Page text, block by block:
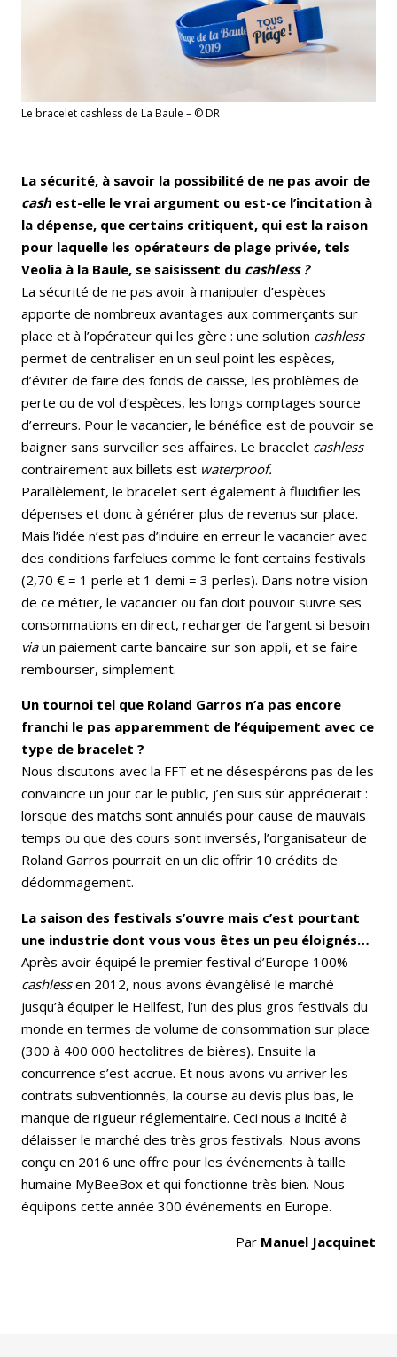
Le bracelet cashless de La Baule – © DR
La sécurité, à savoir la possibilité de ne pas avoir de
cashest-elle le vrai argument ou est-ce l’incitation à
la dépense, que certains critiquent, qui est la raison
pour laquelle les opérateurs de plage privée, tels
Veolia à la Baule, se saisissent du cashless ?
La sécurité de ne pas avoir à manipuler d’espèces
apporte de nombreux avantages aux commerçants sur
place et à l’opérateur qui les gère : une solution cashless
permet de centraliser en un seul point les espèces,
d’éviter de faire des fonds de caisse, les problèmes de
perte ou de vol d’espèces, les longs comptages source
d’erreurs. Pour le vacancier, le bénéfice est de pouvoir se
baigner sans surveiller ses affaires. Le bracelet cashless
contrairement aux billets est waterproof.
Parallèlement, le bracelet sert également à fluidifier les
dépenses et donc à générer plus de revenus sur place.
Mais l’idée n’est pas d’induire en erreur le vacancier avec
des conditions farfelues comme le font certains festivals
(2,70 € = 1 perle et 1 demi = 3 perles). Dans notre vision
de ce métier, le vacancier ou fan doit pouvoir suivre ses
consommations en direct, recharger de l’argent si besoin
viaun paiement carte bancaire sur son appli, et se faire
rembourser, simplement.
Un tournoi tel que Roland Garros n’a pas encore
franchi le pas apparemment de l’équipement avec ce
type de bracelet ?
Nous discutons avec la FFT et ne désespérons pas de les
convaincre un jour car le public, j’en suis sûr apprécierait :
lorsque des matchs sont annulés pour cause de mauvais
temps ou que des cours sont inversés, l’organisateur de
Roland Garros pourrait en un clic offrir 10 crédits de
dédommagement.
La saison des festivals s’ouvre mais c’est pourtant
une industrie dont vous vous êtes un peu éloignés…
Après avoir équipé le premier festival d’Europe 100%
cashlessen 2012, nous avons évangélisé le marché
jusqu’à équiper le Hellfest, l’un des plus gros festivals du
monde en termes de volume de consommation sur place
(300 à 400 000 hectolitres de bières). Ensuite la
concurrence s’est accrue. Et nous avons vu arriver les
contrats subventionnés, la course au devis plus bas, le
manque de rigueur réglementaire. Ceci nous a incité à
délaisser le marché des très gros festivals. Nous avons
conçu en 2016 une offre pour les événements à taille
humaine MyBeeBox et qui fonctionne très bien. Nous
équipons cette année 300 événements en Europe.
Par Manuel Jacquinet